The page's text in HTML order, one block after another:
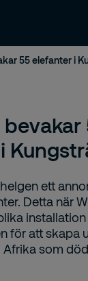
ett
Detta när
installation
för att skapa
som